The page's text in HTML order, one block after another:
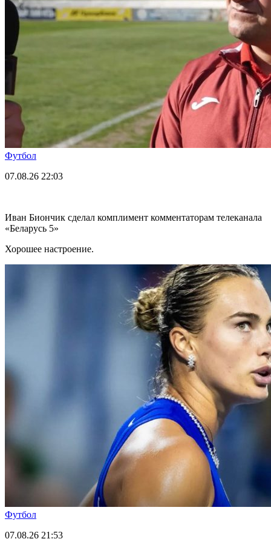
Футбол
07.08.26 22:03
Иван Биончик сделал комплимент комментаторам телеканала
«Беларусь 5»
Хорошее настроение.
Футбол
07.08.26 21:53